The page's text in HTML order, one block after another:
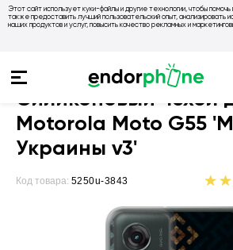
Этот сайт использует куки-файлы и другие технологии, чтобы помочь
также предоставить лучший пользовательский опыт, анализировать
наших продуктов и услуг, повысить качество рекламных и
Чехлы на Motorola
Силиконовый чехол
Motorola Moto G55
Украины v3'
Код товара: 5250u-3843